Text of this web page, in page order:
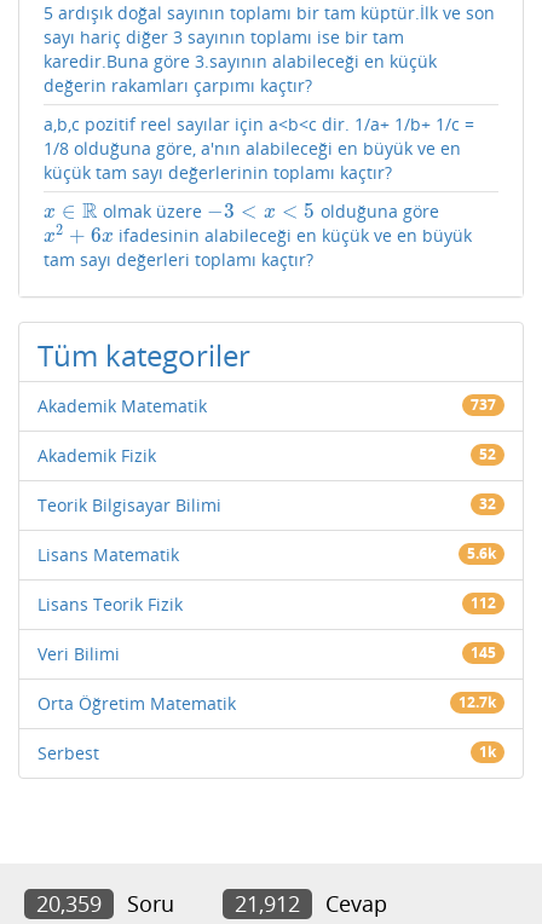
5 ardışık doğal sayının toplamı bir tam küptür.İlk ve son
sayı hariç diğer 3 sayının toplamı ise bir tam
karedir.Buna göre 3.sayının alabileceği en küçük
değerin rakamları çarpımı kaçtır?
a,b,c pozitif reel sayılar için a<b<c dir. 1/a+ 1/b+ 1/c =
1/8 olduğuna göre, a'nın alabileceği en büyük ve en
küçük tam sayı değerlerinin toplamı kaçtır?
x ∈ R
x∈R olmak üzere −3 < x < 5
−3< x<5 olduğuna göre
x2 + 6x
x2+6x
ifadesinin alabileceği en küçük ve en büyük
tam sayı değerleri toplamı kaçtır?
Tüm kategoriler
Akademik Matematik 737
Akademik Fizik 52
Teorik Bilgisayar Bilimi 32
Lisans Matematik 5.6k
Lisans Teorik Fizik 112
Veri Bilimi 145
Orta Öğretim Matematik 12.7k
Serbest 1k
20,359 Soru 21,912 Cevap